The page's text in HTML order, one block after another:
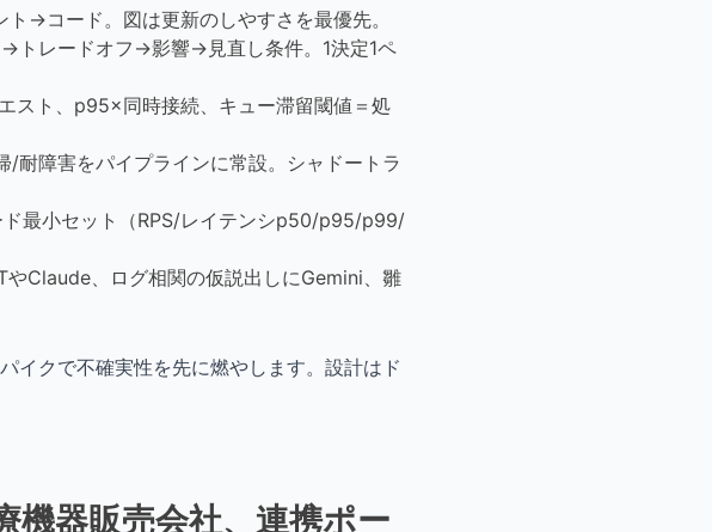
→コード。図は更新のしやすさを最優先。
レードオフ→影響→見直し条件。1決定1ペ
スト、p95×同時接続、キュー滞留閾値＝処
耐障害をパイプラインに常設。シャドートラ
最小セット（RPS/レイテンシp50/p95/p99/
Claude、ログ相関の仮説出しにGemini、雛
イクで不確実性を先に燃やします。設計はド
機器販売会社、連携ポー